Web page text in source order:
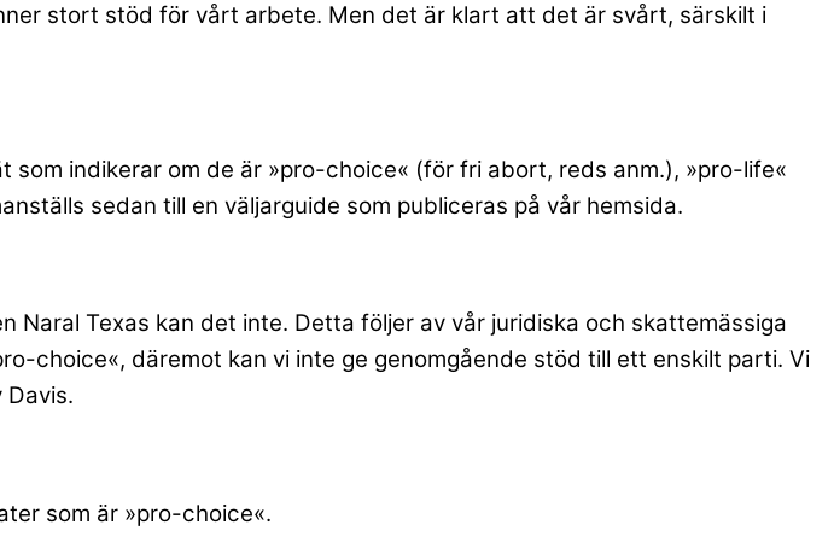
stort stöd för vårt arbete. Men det är klart att det är svårt, särskilt i
indikerar om de är »pro-choice« (för fri abort, reds anm.), »pro-life«
sedan till en väljarguide som publiceras på vår hemsida.
Naral Texas kan det inte. Detta följer av vår juridiska och skattemässiga
choice«, däremot kan vi inte ge genomgående stöd till ett enskilt parti. Vi
som är »pro-choice«.